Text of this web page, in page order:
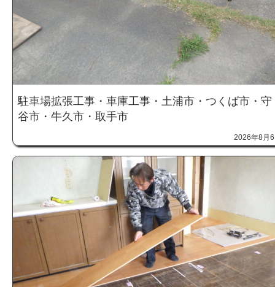
駐車場拡張工事・車庫工事・土浦市・つくば市・守
谷市・牛久市・取手市
2026年8月